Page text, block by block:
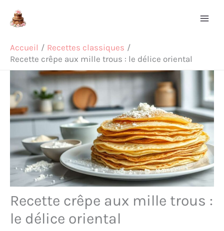
Accueil
Recettes classiques
Recette crêpe aux mille trous : le délice oriental
Recette crêpe aux mille trous :
le délice oriental
Rechercher